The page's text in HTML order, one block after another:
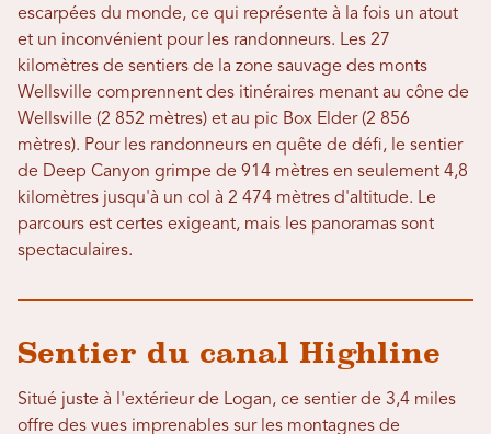
escarpées du monde, ce qui représente à la fois un atout
et un inconvénient pour les randonneurs. Les 27
kilomètres de sentiers de la zone sauvage des monts
Wellsville comprennent des itinéraires menant au cône de
Wellsville (2 852 mètres) et au pic Box Elder (2 856
mètres). Pour les randonneurs en quête de défi, le sentier
de Deep Canyon grimpe de 914 mètres en seulement 4,8
kilomètres jusqu'à un col à 2 474 mètres d'altitude. Le
parcours est certes exigeant, mais les panoramas sont
spectaculaires.
Sentier du canal Highline
Situé juste à l'extérieur de Logan, ce sentier de 3,4 miles
offre des vues imprenables sur les montagnes de